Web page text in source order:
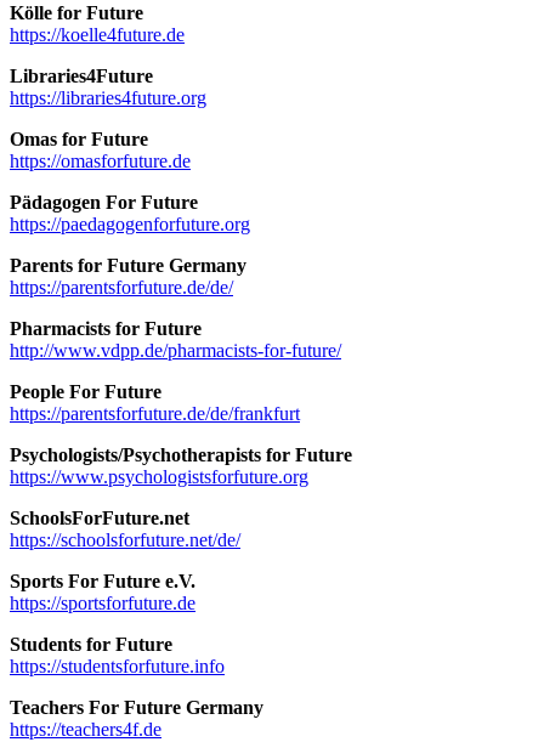
Kölle for Future
https://koelle4future.de
Libraries4Future
https://libraries4future.org
Omas for Future
https://omasforfuture.de
Pädagogen For Future
https://paedagogenforfuture.org
Parents for Future Germany
https://parentsforfuture.de/de/
Pharmacists for Future
http://www.vdpp.de/pharmacists-for-future/
People For Future
https://parentsforfuture.de/de/frankfurt
Psychologists/Psychotherapists for Future
https://www.psychologistsforfuture.org
SchoolsForFuture.net
https://schoolsforfuture.net/de/
Sports For Future e.V.
https://sportsforfuture.de
Students for Future
https://studentsforfuture.info
Teachers For Future Germany
https://teachers4f.de